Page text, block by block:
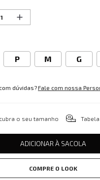
P M G
dúvidas?Fale com nossa
o seu tamanho
ADICIONAR À SACOLA
COMPRE O LOOK